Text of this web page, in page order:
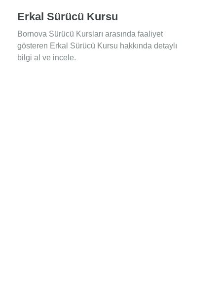
Erkal Sürücü Kursu
Bornova Sürücü Kursları arasında faaliyet
gösteren Erkal Sürücü Kursu hakkında detaylı
bilgi al ve incele.